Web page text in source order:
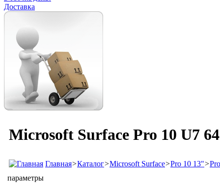
Доставка
Microsoft Surface Pro 10 U7
Главная>Каталог>Microsoft Surface>Pro 10 13">
параметры